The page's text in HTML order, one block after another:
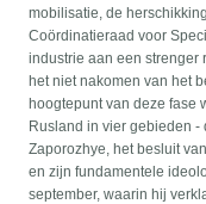
mobilisatie, de
Coördinatieraad voor
industrie aan een strenger
het niet nakomen van het
hoogtepunt van deze fase
Rusland in vier gebieden -
Zaporozhye, het besluit
en zijn fundamentele
september, waarin hij